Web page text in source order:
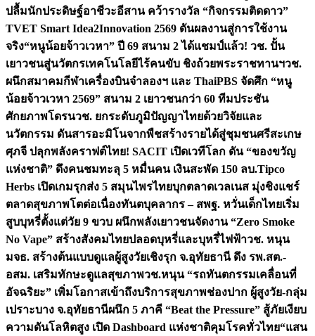
ปลื้มนักประดิษฐ์อาชีวะอีสาน คว้ารางวัล “กิจกรรมติดดาว”
TVET Smart Idea2Innovation 2569 ดันผลงานสู่การใช้งาน
จริง“หนูน้อยจ้าวเวหา” ปี 69 สนาม 2 ได้แชมป์แล้ว! วช. ปั้น
เยาวชนสู่นวัตกรเทคโนโลยีไร้คนขับ ชิงถ้วยพระราชทานฯวช.
ผนึกสมาคมกีฬาเครื่องบินจำลองฯ และ ThaiPBS จัดศึก “หนู
น้อยจ้าวเวหา 2569” สนาม 2 เยาวชนกว่า 60 ทีมประชัน
ศักยภาพโดรนวช. ยกระดับภูมิปัญญาไทยด้วยวิจัยและ
นวัตกรรม ดันสารอะมิโนจากพืชสร้างรายได้สู่ชุมชนศรีสะเกษ
ศุภจี ปลุกพลังคราฟต์ไทย! SACIT เปิดเวทีโลก ดัน “ของขวัญ
แห่งชาติ” ดึงคนชมทะลุ 5 หมื่นคน เงินสะพัด 150 ลบ.Tipco
Herbs เปิดเกมรุกส่ง 5 สมุนไพรไทยบุกตลาดเวลเนส มุ่งชิงแชร์
ตลาดสุขภาพโตต่อเนื่องทันตบุคลากร – สพฐ. หวั่นเด็กไทยเริ่ม
สูบบุหรี่ตั้งแต่วัย 9 ขวบ ผนึกพลังเยาวชนจัดงาน “Zero Smoke
No Vape” สร้างสังคมไทยปลอดบุหรี่และบุหรี่ไฟฟ้าวช. หนุน
มจธ. สร้างต้นแบบดูแลผู้สูงวัยเชิงรุก จ.อุทัยธานี ดึง รพ.สต.-
อสม. เสริมทักษะดูแลสุขภาพวช.หนุน “รถทันตกรรมเคลื่อนที่
อัจฉริยะ” เพิ่มโอกาสเข้าถึงบริการสุขภาพช่องปาก ผู้สูงวัย-กลุ่ม
เปราะบาง จ.อุทัยธานีผนึก 5 ภาคี “Beat the Pressure” สู้ภัยเงียบ
ความดันโลหิตสูง เปิด Dashboard แห่งชาติคุมโรคทั่วไทย“แสน